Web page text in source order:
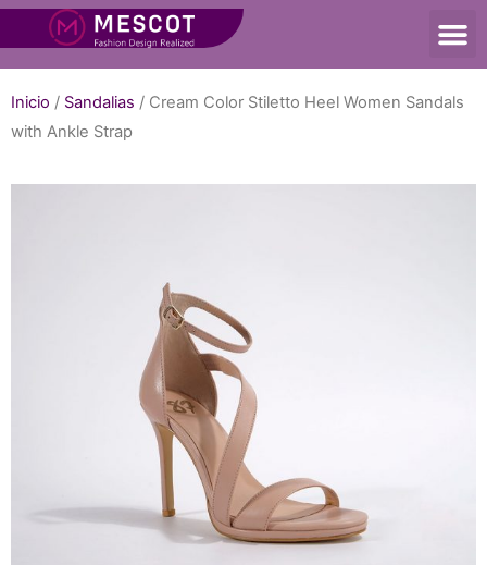
Inicio / Sandalias / Cream Color Stiletto Heel Women Sandals
with Ankle Strap